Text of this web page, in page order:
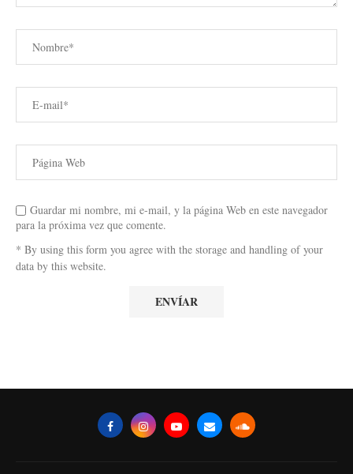
Guardar mi nombre, mi e-mail, y la página Web en este navegador
para la próxima vez que comente.
* By using this form you agree with the storage and handling of your
data by this website.